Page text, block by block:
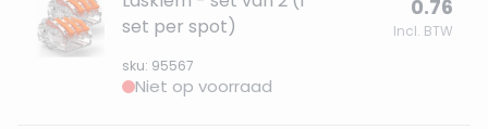
set per spot)
sku: 95567
0.76
Incl. BTW
Niet op voorraad